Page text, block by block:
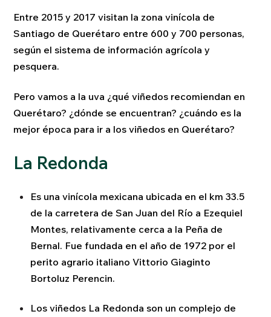
Entre 2015 y 2017 visitan la zona vinícola de
Santiago de Querétaro entre 600 y 700 personas,
según el sistema de información agrícola y
pesquera.
Pero vamos a la uva ¿qué viñedos recomiendan en
Querétaro? ¿dónde se encuentran? ¿cuándo es la
mejor época para ir a los viñedos en Querétaro?
La Redonda
Es una vinícola mexicana ubicada en el km 33.5
de la carretera de San Juan del Río a Ezequiel
Montes, relativamente cerca a la Peña de
Bernal. Fue fundada en el año de 1972 por el
perito agrario italiano Vittorio Giaginto
Bortoluz Perencin.
Los viñedos La Redonda son un complejo de